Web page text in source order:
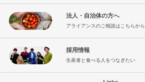
法人・自治体の方へ
アライアンスのご相談はこちらから
採用情報
生産者と食べる人をつなぎたい